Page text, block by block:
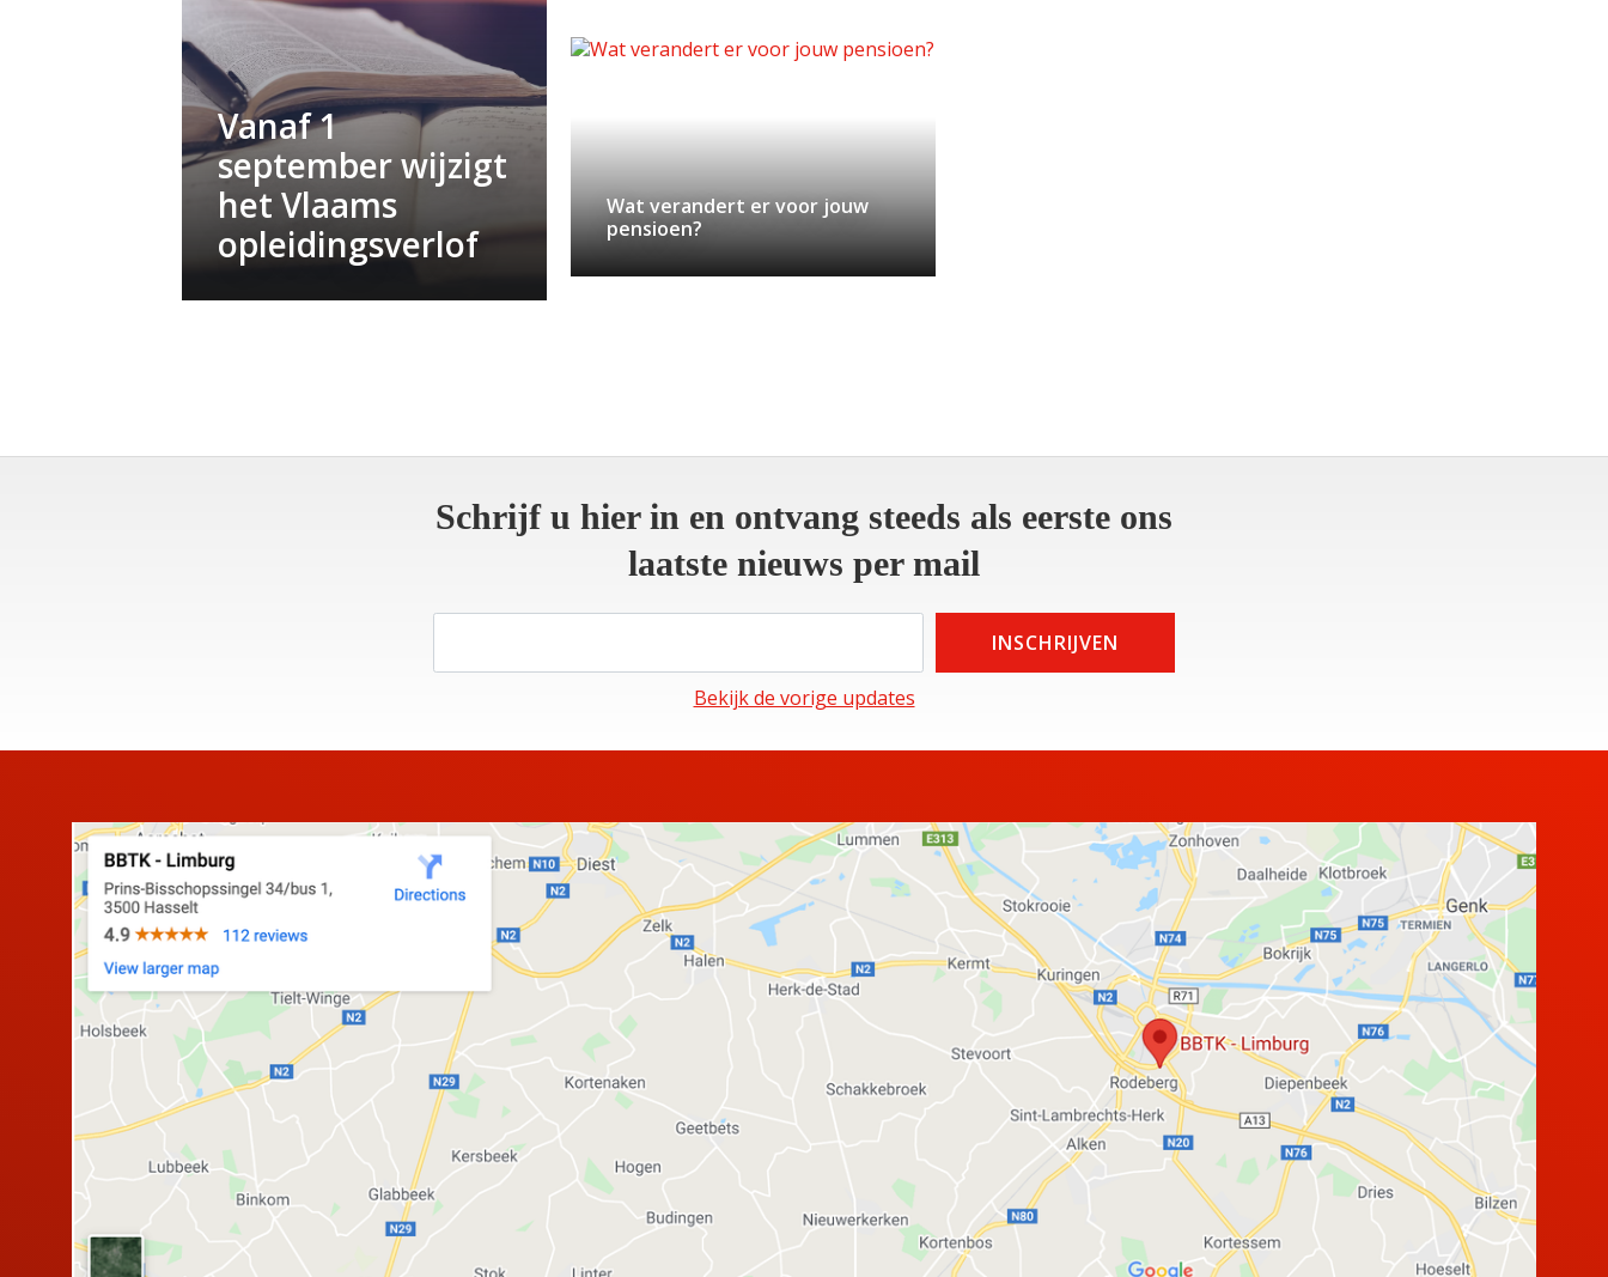
Vanaf 1
september wijzigt
het Vlaams
opleidingsverlof
Wat verandert er voor jouw
pensioen?
Schrijf u hier in en ontvang steeds als eerste ons
laatste nieuws per mail
Bekijk de vorige updates